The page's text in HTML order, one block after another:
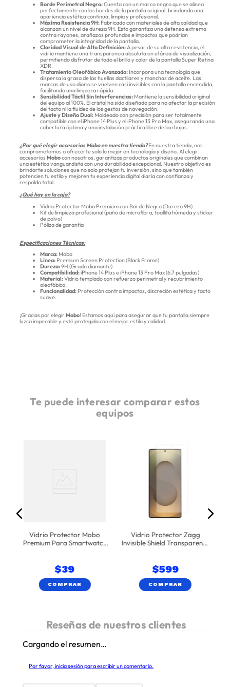
Borde Perimetral Negro:Cuenta con un marco negro que se alinea
perfectamente con los bordes de la pantalla original, brindando una
apariencia estética continua, limpia y profesional.
Máxima Resistencia 9H: Fabricado con materiales de alta calidad que
alcanzan un nivel de dureza 9H. Esto garantiza una defensa extrema
contra rayones, arañazos profundos e impactos que podrían
comprometer la integridad de la pantalla.
Claridad Visual de Alta Definición:A pesar de su alta resistencia, el
vidrio mantiene una transparencia absoluta en el área de visualización,
permitiendo disfrutar de todo el brillo y color de la pantalla Super Retina
XDR.
Tratamiento Oleofóbico Avanzado: Incorpora una tecnología que
dispersa la grasa de las huellas dactilares y manchas de aceite. Las
marcas de uso diario se vuelven casi invisibles con la pantalla encendida,
facilitando una limpieza rápida.
Sensibilidad Táctil Sin Interferencias: Mantiene la sensibilidad original
del equipo al 100%. El cristal ha sido diseñado para no afectar la precisión
del tacto ni la fluidez de los gestos de navegación.
Ajuste y Diseño Dual: Moldeado con precisión para ser totalmente
compatible con el iPhone 14 Plus y el iPhone 13 Pro Max, asegurando una
cobertura óptima y una instalación práctica libre de burbujas.
¿Por qué elegir accesorios Mobo en nuestra tienda?En nuestra tienda, nos
comprometemos a ofrecerte solo lo mejor en tecnología y diseño. Al elegir
accesoriosMobocon nosotros, garantizas productos originales que combinan
una estética vanguardista con una durabilidad excepcional. Nuestro objetivo es
brindarte soluciones que no solo protejan tu inversión, sino que también
potencien tu estilo y mejoren tu experiencia digital diaria con confianza y
respaldo total.
¿Qué hay en la caja?
Vidrio Protector Mobo Premium con Borde Negro (Dureza 9H)
Kit de limpieza profesional (paño de microfibra, toallita húmeda y sticker
de polvo)
Póliza de garantía
Especificaciones Técnicas:
Marca: Mobo
Línea: Premium Screen Protection (Black Frame)
Dureza:9H (Grado diamante)
Compatibilidad:iPhone 14 Plus e iPhone 13 Pro Max (6.7 pulgadas)
Material:Vidrio templado con refuerzo perimetral y recubrimiento
oleofóbico.
Funcionalidad: Protección contra impactos, discreción estética y tacto
suave.
¡Gracias por elegirMobo! Estamos aquí para asegurar que tu pantalla siempre
luzca impecable y esté protegida con el mejor estilo y calidad.
Te puede interesar comparar estos
equipos
Vidrio Protector Mobo
Premium Para Smartwatch
$39
COMPRAR
Vidrio Protector Zagg
Invisible Shield Transparente
$599
COMPRAR
Cargando el resumen…
Por favor, inicia sesión para escribir un comentario.